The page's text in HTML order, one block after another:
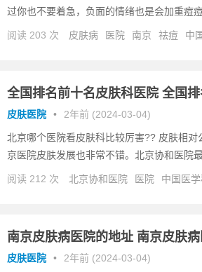
过你也不要着急，负面的情绪也是会加重痘
阅读 203 次 皮肤病 医院 南京 祛痘 中
全国排名前十名皮肤科医院 全国
皮肤医院 • 2年前 (2024-03-04)
北京哪个医院看皮肤科比较厉害?? 皮肤相
京医院皮肤发展也非常不错。北京协和医院
阅读 212 次 北京协和医院 医院 中国医
南京皮肤病医院的地址 南京皮肤
皮肤医院 • 2年前 (2024-03-04)